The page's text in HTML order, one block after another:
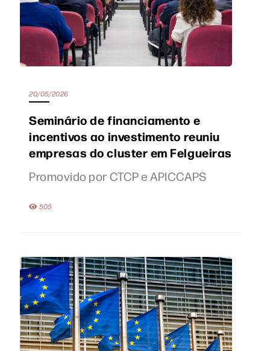
20/05/2026
Seminário de financiamento e
incentivos ao investimento reuniu
empresas do cluster em Felgueiras
Promovido por CTCP e APICCAPS
505